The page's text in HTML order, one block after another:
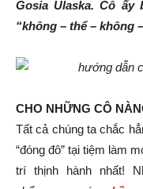
Gosia Ulaska. Cô
“không – thể – không
CHO NHỮNG CÔ
Tất cả chúng ta chắc
“đóng đô” tại tiệm làm
trí thịnh hành nhất!